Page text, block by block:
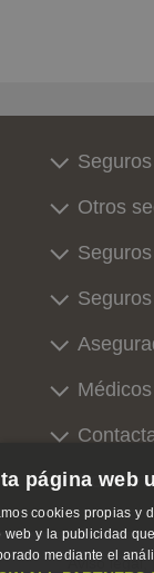
Otros
Sobre
Aviso legal,
página web
cookies propias y
web y la publicidad
mediante el